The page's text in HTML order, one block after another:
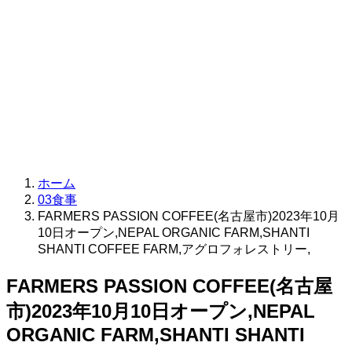
ホーム
03食事
FARMERS PASSION COFFEE(名古屋市)2023年10月
10日オープン,NEPAL ORGANIC FARM,SHANTI
SHANTI COFFEE FARM,アグロフォレストリー,
FARMERS PASSION COFFEE(名古屋
市)2023年10月10日オープン,NEPAL
ORGANIC FARM,SHANTI SHANTI